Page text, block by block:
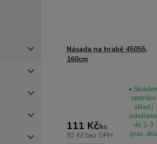
Násada na hrabě 45055,
160cm
111 Kč/ks
92 Kč bez DPH
•
centrální
sklad |
do 2-3
prac. dnů